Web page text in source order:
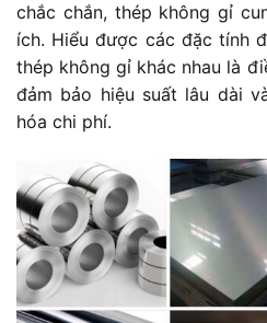
chắc chắn, thép không gỉ
ích. Hiểu được các đặc tính
thép không gỉ khác nhau là
đảm bảo hiệu suất lâu dài
hóa chi phí.